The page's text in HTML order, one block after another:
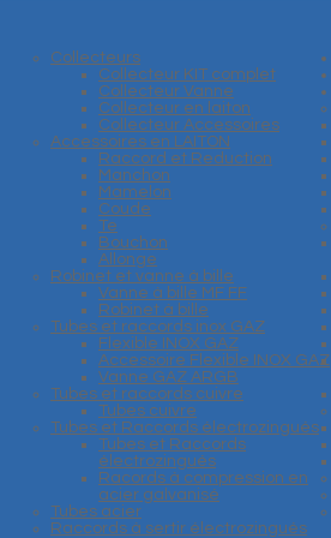
Collecteurs
Collecteur KIT complet
Collecteur Vanne
Collecteur en laiton
Collecteur Accessoires
Accessoires en LAITON
Raccord et Reduction
Manchon
Mamelon
Coude
Te
Bouchon
Allonge
Robinet et vanne à bille
Vanne à bille MF FF
Robinet à bille
Tubes et raccords inox GAZ
Flexible INOX GAZ
Accessoire Flexible INOX GAZ
Vanne GAZ ARGB
Tubes et raccords cuivre
Tubes cuivre
Tubes et Raccords électrozingués
Tubes et Raccords
électrozingués
Racords à compression en
acier galvanisé
Tubes acier
Raccords à sertir électrozingués